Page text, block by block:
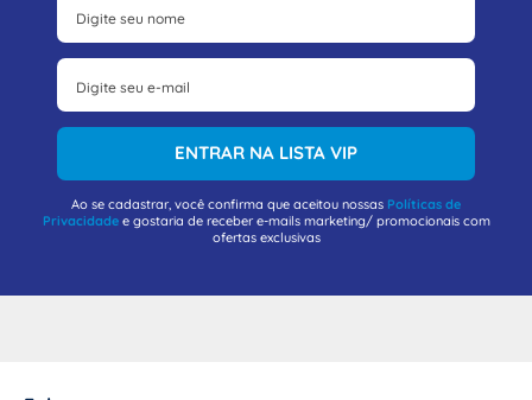
ENTRAR NA LISTA VIP
Ao se cadastrar, você confirma que aceitou nossas Políticas de
Privacidadee gostaria de receber e-mails marketing/ promocionais com
ofertas exclusivas